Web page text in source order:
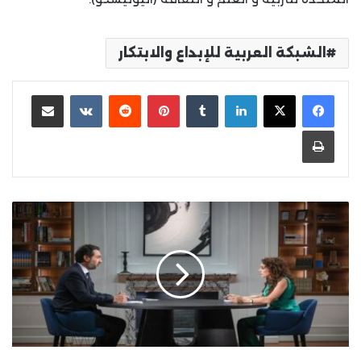
الشبكة العربية للإبداع والابتكار
لينكدإن بينتيريست مشاركة عبر البريد
طباعة